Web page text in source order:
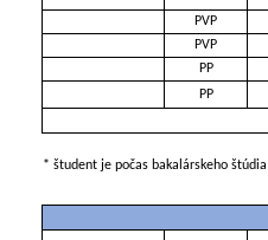
PVP
PVP
PP
PP
* študent je počas bakalárskeho